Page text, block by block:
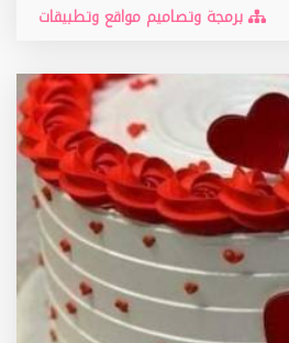
برمجة وتصاميم مواقع وتطبيقات